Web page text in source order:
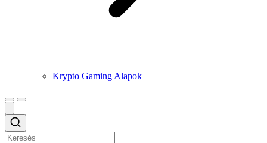
Krypto Gaming Alapok